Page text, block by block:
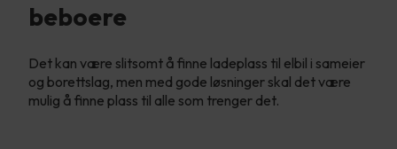
beboere
Det kan være slitsomt å finne ladeplass til elbil i sameier
og borettslag, men med gode løsninger skal det være
mulig å finne plass til alle som trenger det.